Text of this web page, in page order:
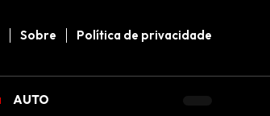
Sobre Política de privacidade
AUTO